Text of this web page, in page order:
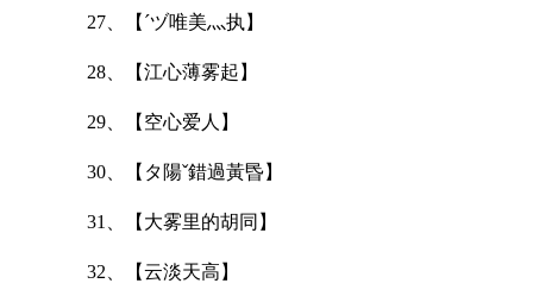
27、【ˊヅ唯美灬执】
28、【江心薄雾起】
29、【空心爱人】
30、【タ陽ˇ錯過黃昬】
31、【大雾里的胡同】
32、【云淡天高】